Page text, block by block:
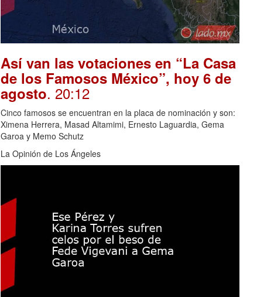
Así van las votaciones en “La Casa
de los Famosos México”, hoy 6 de
agosto. 20:12
Cinco famosos se encuentran en la placa de nominación y son:
Ximena Herrera, Masad Altamimi, Ernesto Laguardia, Gema
Garoa y Memo Schutz
La Opinión de Los Ángeles